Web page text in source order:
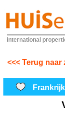
international
<<< Terug
Frankrijk